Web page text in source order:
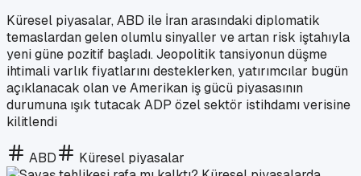
Küresel piyasalar, ABD ile İran arasındaki diplomatik
temaslardan gelen olumlu sinyaller ve artan risk iştahıyla
yeni güne pozitif başladı. Jeopolitik tansiyonun düşme
ihtimali varlık fiyatlarını desteklerken, yatırımcılar bugün
açıklanacak olan ve Amerikan iş gücü piyasasının
durumuna ışık tutacak ADP özel sektör istihdamı verisine
kilitlendi
ABD Küresel piyasalar